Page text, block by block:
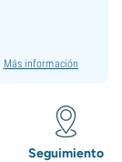
Más información
Seguimiento